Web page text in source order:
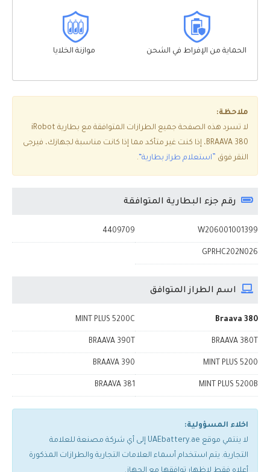
الحماية من الإفراط في الشحن موازنة الخلايا
ملاحظة:
لا تسرد هذه الصفحة جميع الطرازات المتوافقة مع بطارية iRobot
BRAAVA 380، إذا كنت غير متأكد مما إذا كانت مناسبة لجهازك، فيرجى
النقر فوق ”استعلام طراز بطارية“.
رقم جزء البطارية المتوافقة
W206001001399
4409709
GPRHC202N026
اسم الطراز المتوافق
Braava 380
MINT PLUS 5200C
BRAAVA 380T
BRAAVA 390T
MINT PLUS 5200
BRAAVA 390
MINT PLUS 5200B
BRAAVA 381
اخلاء المسؤولية:
لا ينتمي موقع UAEbattery.ae إلى أي شركة مصنعة للعلامة
التجارية. يتم استخدام أسماء العلامات التجارية والطرازات المذكورة